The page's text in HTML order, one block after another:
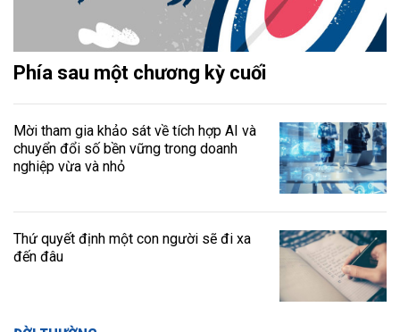
Phía sau một chương kỳ cuối
Mời tham gia khảo sát về tích hợp AI và
chuyển đổi số bền vững trong doanh
nghiệp vừa và nhỏ
Thứ quyết định một con người sẽ đi xa
đến đâu